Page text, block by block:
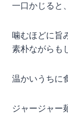
一口かじると
噛むほどに旨
素朴ながらも
温かいうちに
ジャージャー